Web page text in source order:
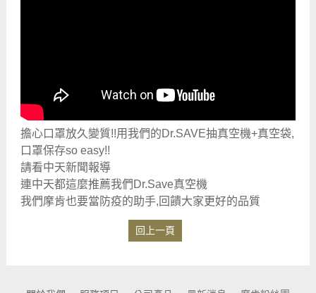
擔心口罩放久變質!!用我們的Dr.SAVE抽真空機+真空袋,
口罩保存so easy!!
請看中天新聞報導
連中天都這麼推薦我們Dr.Save真空機
我們摩肯也要當防疫的助手,回饋大家更好的品質
回上一頁